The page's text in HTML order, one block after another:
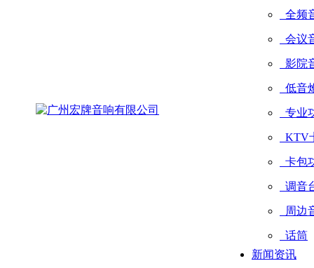
全频
会议
影院
低音
专业
KTV
卡包
调音
周边
话筒
新闻资讯